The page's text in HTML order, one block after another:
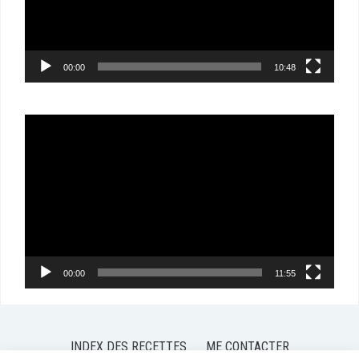
00:00 10:48
00:00 11:55
INDEX DES RECETTES ME CONTACTER